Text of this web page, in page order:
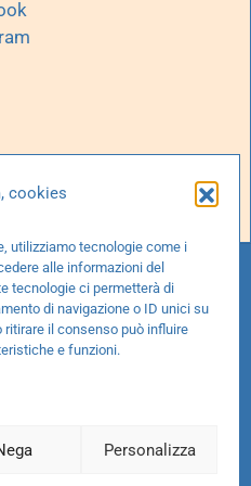
cookies
utilizziamo tecnologie come i
alle informazioni del
tecnologie ci permetterà di
di navigazione o ID unici su
il consenso può influire
e funzioni.
Personalizza